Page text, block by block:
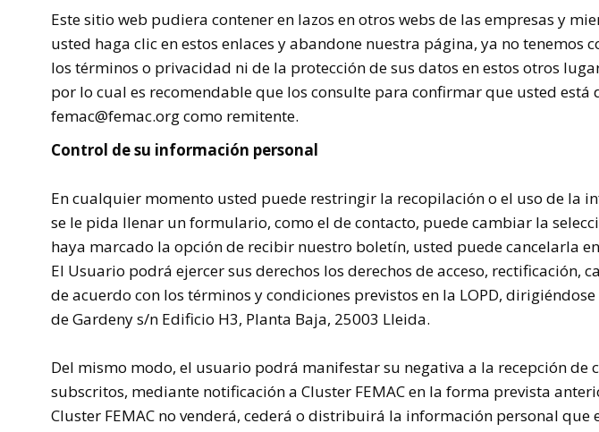
Este sitio web pudiera contener en lazos en otros webs de las empresas y
usted haga clic en estos enlaces y abandone nuestra página, ya no
los términos o privacidad ni de la protección de sus datos en estos otros
por lo cual es recomendable que los consulte para confirmar que usted está
femac@femac.org como remitente.
Control de su información personal
En cualquier momento usted puede restringir la recopilación o el uso de la
se le pida llenar un formulario, como el de contacto, puede cambiar la
haya marcado la opción de recibir nuestro boletín, usted puede cancelarla
El Usuario podrá ejercer sus derechos los derechos de acceso,
de acuerdo con los términos y condiciones previstos en la LOPD,
deGardenys/n Edificio H3, Planta Baja, 25003 Lleida.
Del mismo modo, el usuario podrá manifestar su negativa a la recepción
subscritos, mediante notificación a Cluster FEMACen la forma prevista
Cluster FEMAC no venderá, cederá o distribuirá la información personal